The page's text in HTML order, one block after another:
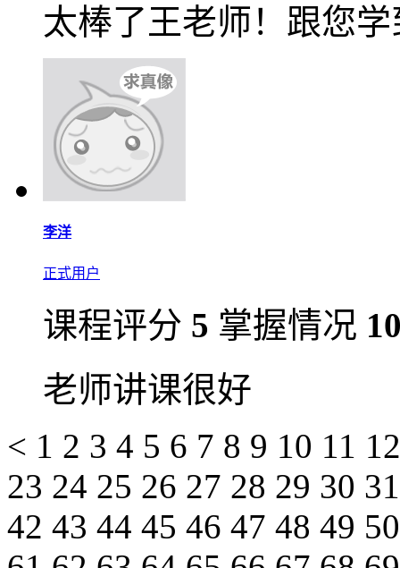
太棒了王老师！跟您
李洋
正式用户
课程评分 5 掌握情况
老师讲课很好
< 1 2 3 4 5 6 7 8 9 10 11
23 24 25 26 27 28 29 30
42 43 44 45 46 47 48 49